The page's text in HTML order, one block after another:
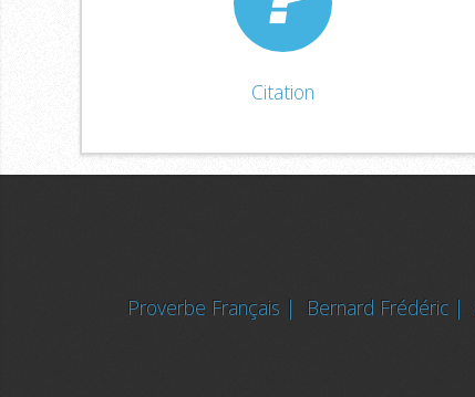
Citation
Proverbe Français |
Bernard Frédéric |